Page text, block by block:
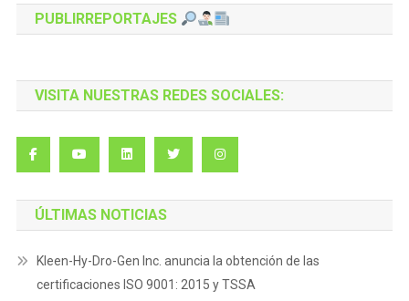
PUBLIRREPORTAJES
VISITA NUESTRAS REDES SOCIALES:
ÚLTIMAS NOTICIAS
Kleen-Hy-Dro-Gen Inc. anuncia la obtención de las
certificaciones ISO 9001: 2015 y TSSA